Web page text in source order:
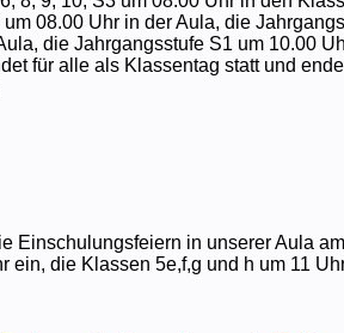
08.00 Uhr in der Aula, die
die Jahrgangsstufe S1 um 10.00
für alle als Klassentag statt und
Einschulungsfeiern in unserer Aula
ein, die Klassen 5e,f,g und h um 11